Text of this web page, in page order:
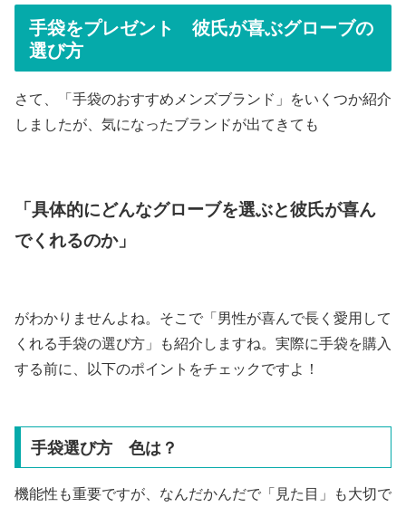
手袋をプレゼント 彼氏が喜ぶグローブの
選び方
さて、「手袋のおすすめメンズブランド」をいくつか紹介
しましたが、気になったブランドが出てきても
「具体的にどんなグローブを選ぶと彼氏が喜ん
でくれるのか」
がわかりませんよね。そこで「男性が喜んで長く愛用して
くれる手袋の選び方」も紹介しますね。実際に手袋を購入
する前に、以下のポイントをチェックですよ！
手袋選び方 色は？
機能性も重要ですが、なんだかんだで「見た目」も大切で